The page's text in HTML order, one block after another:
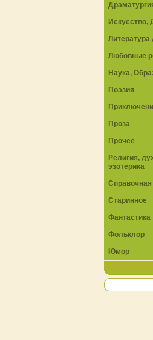
Искусство,
Литература
Любовные
Наука,
Поэзия
Проза
Прочее
Религия,
эзотерика
Справочная
Старинное
Фантастика
Фольклор
Юмор